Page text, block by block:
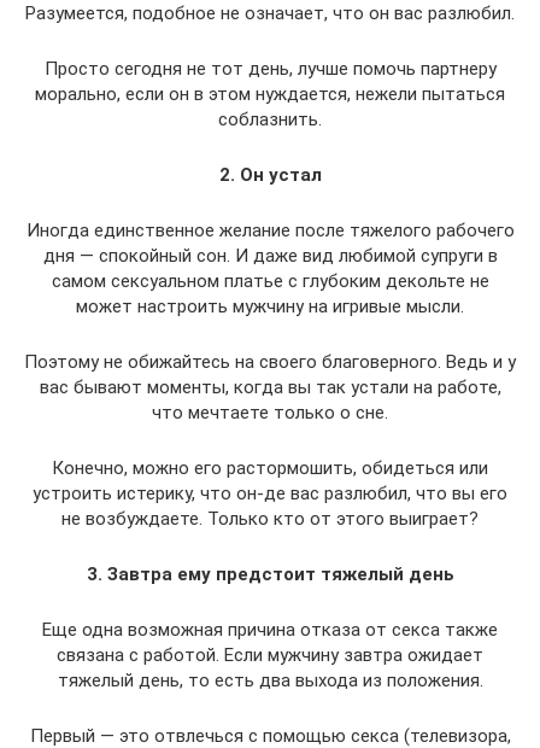
Разумеется, подобное не означает, что он вас разлюбил.
Просто сегодня не тот день, лучше помочь партнеру
морально, если он в этом нуждается, нежели пытаться
соблазнить.
2. Он устал
Иногда единственное желание после тяжелого рабочего
дня — спокойный сон. И даже вид любимой супруги в
самом сексуальном платье с глубоким декольте не
может настроить мужчину на игривые мысли.
Поэтому не обижайтесь на своего благоверного. Ведь и у
вас бывают моменты, когда вы так устали на работе,
что мечтаете только о сне.
Конечно, можно его растормошить, обидеться или
устроить истерику, что он-де вас разлюбил, что вы его
не возбуждаете. Только кто от этого выиграет?
3. Завтра ему предстоит тяжелый день
Еще одна возможная причина отказа от секса также
связана с работой. Если мужчину завтра ожидает
тяжелый день, то есть два выхода из положения.
Первый — это отвлечься с помощью секса (телевизора,